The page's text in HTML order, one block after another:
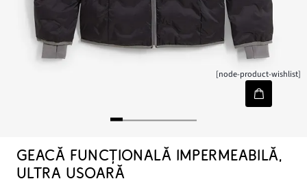
[node-product-wishlist]
GEACĂ FUNCȚIONALĂ IMPERMEABILĂ,
ULTRA UȘOARĂ